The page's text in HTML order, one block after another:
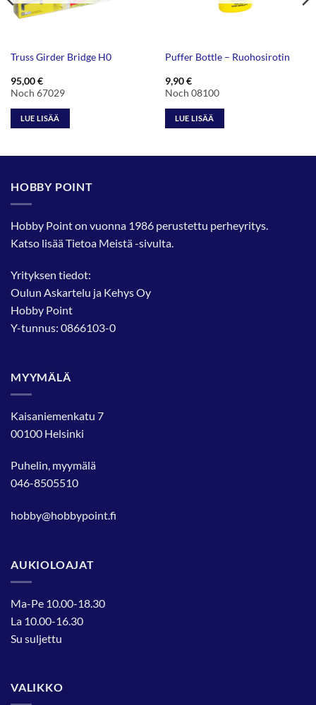
Truss Girder Bridge H0
95,00€
Noch 67029
LUE LISÄÄ
Puffer Bottle – Ruohosirotin
9,90€
Noch 08100
LUE LISÄÄ
HOBBY POINT
Hobby Point on vuonna 1986 perustettu perheyritys.
Katso lisääTietoa Meistä-sivulta.
Yrityksen tiedot:
Oulun Askartelu ja Kehys Oy
Hobby Point
Y-tunnus: 0866103-0
MYYMÄLÄ
Kaisaniemenkatu 7
00100 Helsinki
Puhelin, myymälä
046-8505510
hobby@hobbypoint.fi
AUKIOLOAJAT
Ma-Pe 10.00-18.30
La 10.00-16.30
Su suljettu
VALIKKO